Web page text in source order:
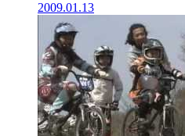
2009.01.13